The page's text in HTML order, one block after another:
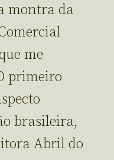
montra da
me
primeiro
brasileira,
Abril do